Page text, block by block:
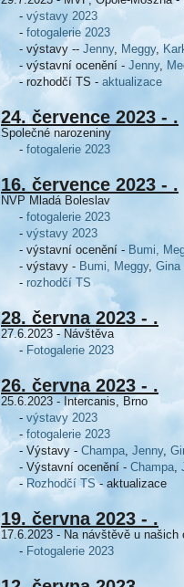
- výstavy 2023
- fotogalerie 2023
- výstavy -- Jenny, Meggy,
- výstavní ocenění - Jenny,
- rozhodčí TS - aktualizace
24. července 2023 - .
Společné narozeniny
- fotogalerie 2023
16. července 2023 - .
NVP Mladá Boleslav
- fotogalerie 2023
- výstavy 2023
- výstavní ocenění - Bumi,
- výstavy - Bumi, Meggy, Gina
- rozhodčí TS
28. června 2023 - .
27.6.2023 - Návštěva
- Fotogalerie 2023
26. června 2023 - .
25.6.2023 - Intercanis, Brno
- výstavy 2023
-fotogalerie 2023
- Výstavy - Champa, Jenny,
- Výstavní ocenění - Champa,
- Rozhodčí TS- aktualizace
19. června 2023 - .
17.6.2023 - Na návštěvě u našich
- Fotogalerie 2023